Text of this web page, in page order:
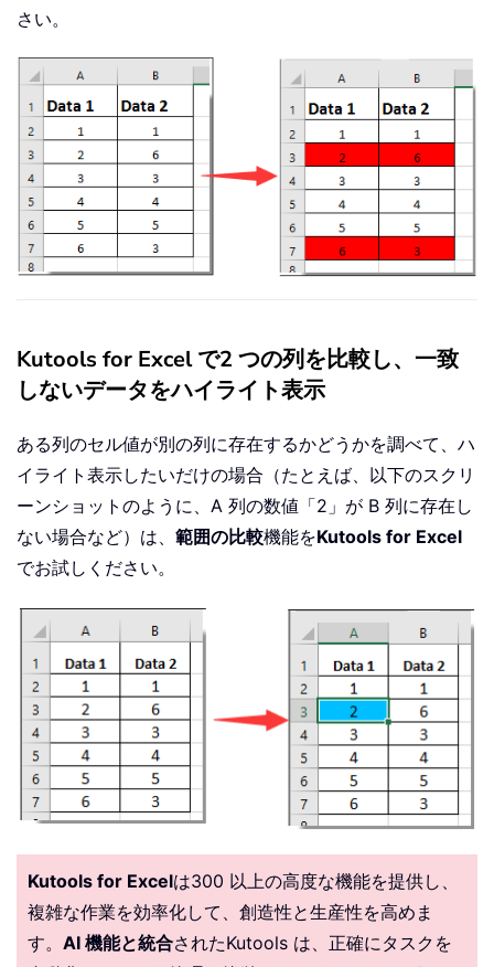
さい。
Kutools for Excel で2 つの列を比較し、一致
しないデータをハイライト表示
ある列のセル値が別の列に存在するかどうかを調べて、ハ
イライト表示したいだけの場合（たとえば、以下のスクリ
ーンショットのように、A 列の数値「2」が B 列に存在し
ない場合など）は、 範囲の比較機能をKutools for Excel
でお試しください。
Kutools for Excelは300 以上の高度な機能を提供し、
複雑な作業を効率化して、創造性と生産性を高めま
す。 AI 機能と統合されたKutools は、正確にタスクを